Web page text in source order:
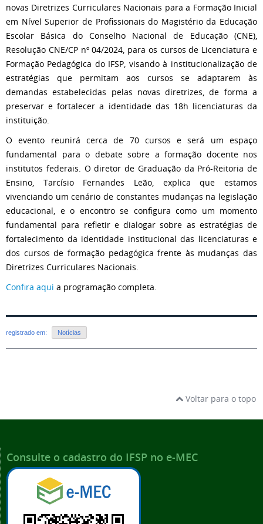
novas Diretrizes Curriculares Nacionais para a Formação Inicial
em Nível Superior de Profissionais do Magistério da Educação
Escolar Básica do Conselho Nacional de Educação (CNE),
Resolução CNE/CP nº 04/2024, para os cursos de Licenciatura e
Formação Pedagógica do IFSP, visando à institucionalização de
estratégias que permitam aos cursos se adaptarem às
demandas estabelecidas pelas novas diretrizes, de forma a
preservar e fortalecer a identidade das 18h licenciaturas da
instituição.
O evento reunirá cerca de 70 cursos e será um espaço
fundamental para o debate sobre a formação docente nos
institutos federais. O diretor de Graduação da Pró-Reitoria de
Ensino, Tarcísio Fernandes Leão, explica que estamos
vivenciando um cenário de constantes mudanças na legislação
educacional, e o encontro se configura como um momento
fundamental para refletir e dialogar sobre as estratégias de
fortalecimento da identidade institucional das licenciaturas e
dos cursos de formação pedagógica frente às mudanças das
Diretrizes Curriculares Nacionais.
Confira aqui a programação completa.
registrado em: Notícias
Voltar para o topo
Consulte o cadastro do IFSP no e-MEC